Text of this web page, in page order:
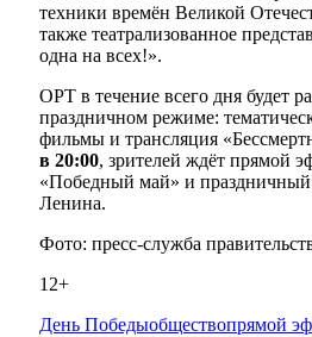
техники времён Великой
также театрализованное
одна на всех!».
ОРТ в течение всего дня будет
праздничном режиме:
фильмы и трансляция
в 20:00, зрителей ждёт прямой
«Победный май» и
Ленина.
Фото: пресс-служба
12+
День Победыобществопрямой